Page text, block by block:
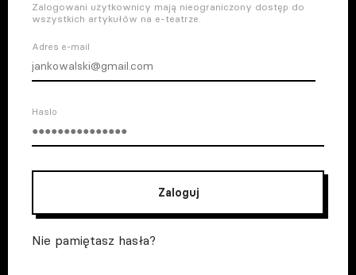
Zalogowani użytkownicy mają nieograniczony dostęp do
wszystkich artykułów na e-teatrze.
Adres e-mail
Haslo
Zaloguj
Nie pamiętasz hasła?